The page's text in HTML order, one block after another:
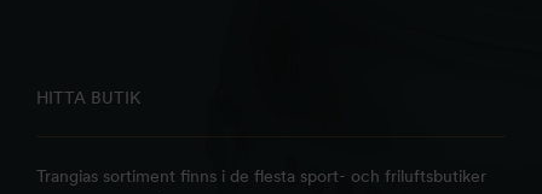
HITTA BUTIK
Trangias sortiment finns i de flesta sport- och friluftsbutiker